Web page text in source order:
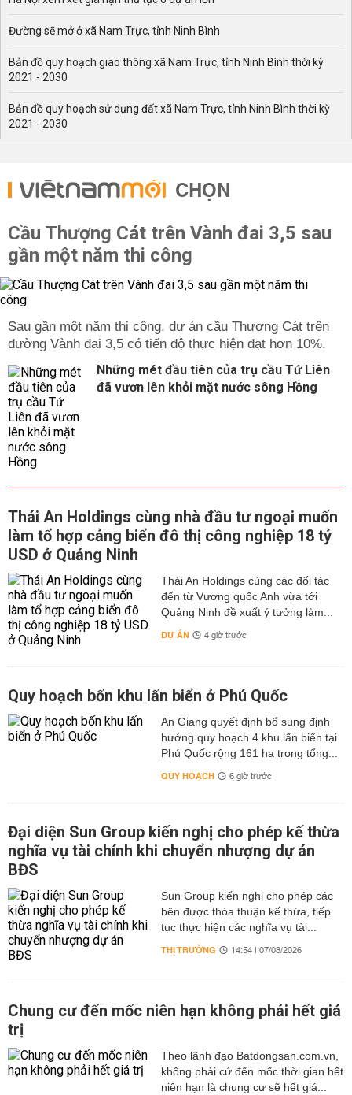
Đường sẽ mở ở xã Nam Trực, tỉnh Ninh Bình
Bản đồ quy hoạch giao thông xã Nam Trực, tỉnh Ninh Bình thời kỳ
2021 - 2030
Bản đồ quy hoạch sử dụng đất xã Nam Trực, tỉnh Ninh Bình thời kỳ
2021 - 2030
CHỌN
Cầu Thượng Cát trên Vành đai 3,5 sau
gần một năm thi công
Sau gần một năm thi công, dự án cầu Thượng Cát trên
đường Vành đai 3,5 có tiến độ thực hiện đạt hơn 10%.
Những mét đầu tiên của trụ cầu Tứ Liên
đã vươn lên khỏi mặt nước sông Hồng
Thái An Holdings cùng nhà đầu tư ngoại muốn
làm tổ hợp cảng biển đô thị công nghiệp 18 tỷ
USD ở Quảng Ninh
Thái An Holdings cùng các đối tác
đến từ Vương quốc Anh vừa tới
Quảng Ninh đề xuất ý tưởng làm...
DỰ ÁN 4 giờ trước
Quy hoạch bốn khu lấn biển ở Phú Quốc
An Giang quyết định bổ sung định
hướng quy hoạch 4 khu lấn biển tại
Phú Quốc rộng 161 ha trong tổng...
QUY HOẠCH 6 giờ trước
Đại diện Sun Group kiến nghị cho phép kế thừa
nghĩa vụ tài chính khi chuyển nhượng dự án
BĐS
Sun Group kiến nghị cho phép các
bên được thỏa thuận kế thừa, tiếp
tục thực hiện các nghĩa vụ tài...
THỊ TRƯỜNG 14:54 | 07/08/2026
Chung cư đến mốc niên hạn không phải hết giá
trị
Theo lãnh đạo Batdongsan.com.vn,
không phải cứ đến mốc thời gian hết
niên hạn là chung cư sẽ hết giá...